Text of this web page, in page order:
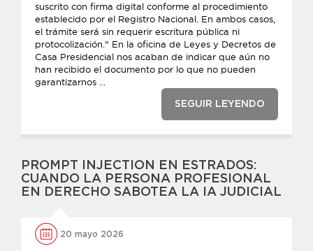
suscrito con firma digital conforme al procedimiento
establecido por el Registro Nacional. En ambos casos,
el trámite será sin requerir escritura pública ni
protocolización." En la oficina de Leyes y Decretos de
Casa Presidencial nos acaban de indicar que aún no
han recibido el documento por lo que no pueden
garantizarnos ...
SEGUIR LEYENDO
PROMPT INJECTION EN ESTRADOS:
CUANDO LA PERSONA PROFESIONAL
EN DERECHO SABOTEA LA IA JUDICIAL
20 mayo 2026